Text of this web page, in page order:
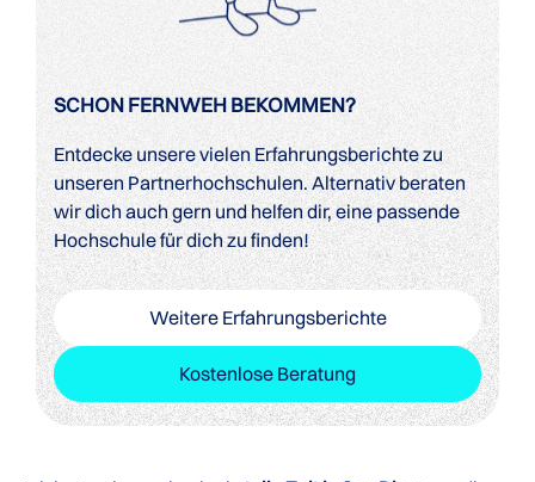
SCHON FERNWEH BEKOMMEN?
Entdecke unsere vielen Erfahrungsberichte zu
unseren Partnerhochschulen. Alternativ beraten
wir dich auch gern und helfen dir, eine passende
Hochschule für dich zu finden!
Weitere Erfahrungsberichte
Kostenlose Beratung